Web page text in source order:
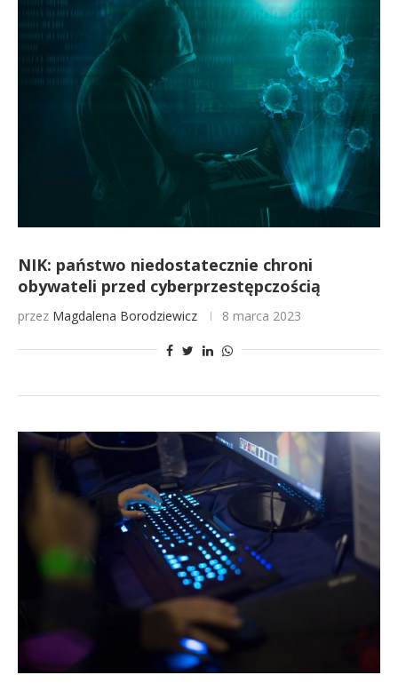
NIK: państwo niedostatecznie chroni
obywateli przed cyberprzestępczością
przez Magdalena Borodziewicz 8 marca 2023